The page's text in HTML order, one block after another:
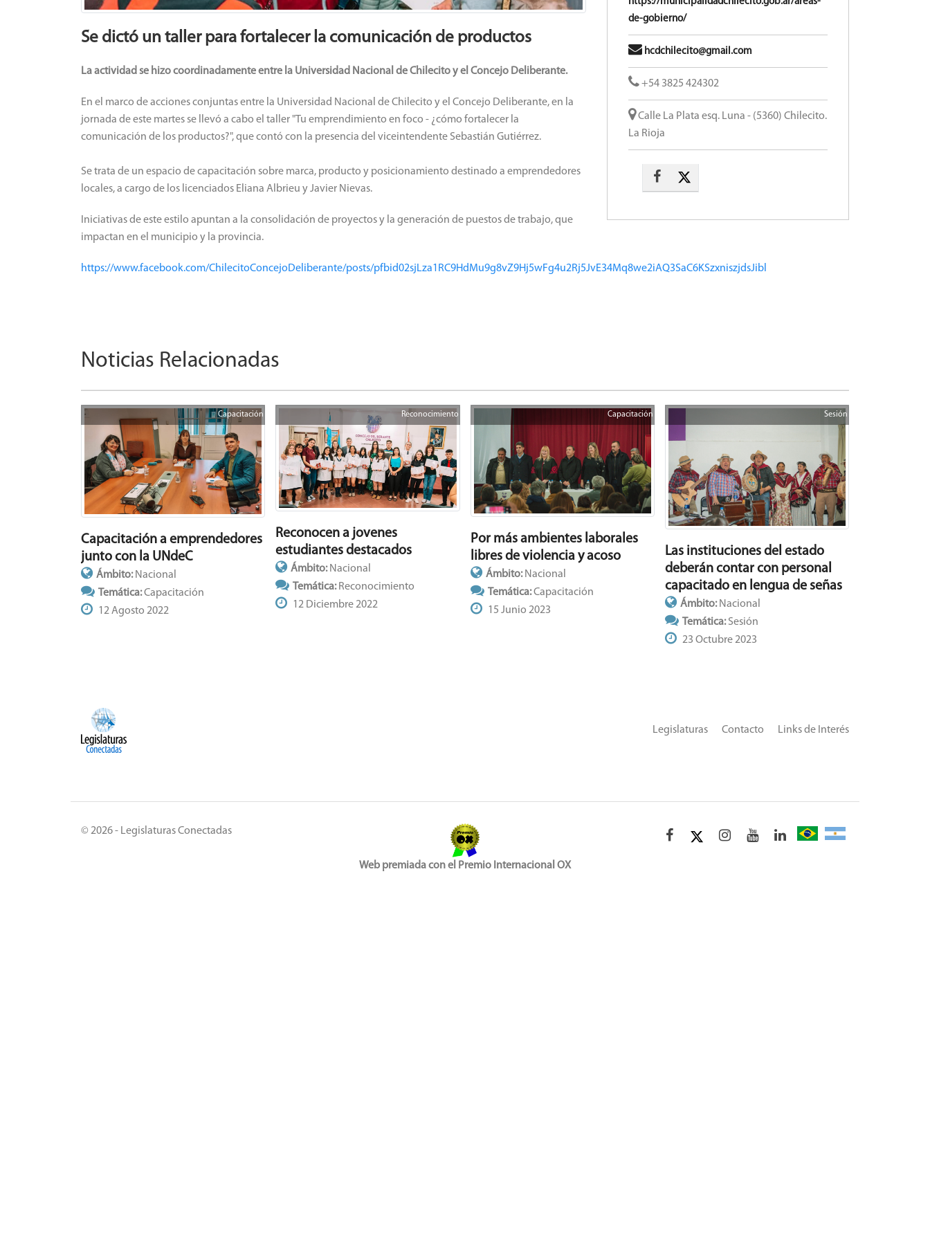
Se dictó un taller para fortalecer la comunicación de productos
La actividad se hizo coordinadamente entre la Universidad Nacional de Chilecito y el Concejo Deliberante.
En el marco de acciones conjuntas entre la Universidad Nacional de Chilecito y el Concejo Deliberante, en la
jornada de este martes se llevó a cabo el taller "Tu emprendimiento en foco - ¿cómo fortalecer la
comunicación de los productos?", que contó con la presencia del viceintendente Sebastián Gutiérrez.
Se trata de un espacio de capacitación sobre marca, producto y posicionamiento destinado a emprendedores
locales, a cargo de los licenciados Eliana Albrieu y Javier Nievas.
Iniciativas de este estilo apuntan a la consolidación de proyectos y la generación de puestos de trabajo, que
impactan en el municipio y la provincia.
https://www.facebook.com/ChilecitoConcejoDeliberante/posts/pfbid02sjLza1RC9HdMu9g8vZ9Hj5wFg4u2Rj5JvE34Mq8we2iAQ3SaC6KSzxniszjdsJibl
de-gobierno/
hcdchilecito@gmail.com
+54 3825 424302
Calle La Plata esq. Luna - (5360) Chilecito.
La Rioja
Noticias Relacionadas
Capacitación
Capacitación a emprendedores
junto con la UNdeC
Ámbito: Nacional
Temática:Capacitación
12 Agosto 2022
Reconocimiento
Reconocen a jovenes
estudiantes destacados
Ámbito:Nacional
Temática:Reconocimiento
12 Diciembre 2022
Capacitación
Por más ambientes laborales
libres de violencia y acoso
Ámbito: Nacional
Temática:Capacitación
15 Junio 2023
Sesión
Las instituciones del estado
deberán contar con personal
capacitado en lengua de señas
Ámbito:Nacional
Temática:Sesión
23 Octubre 2023
Links de Interés
Contacto
Legislaturas
© 2026 - Legislaturas Conectadas
Web premiada con el Premio Internacional OX